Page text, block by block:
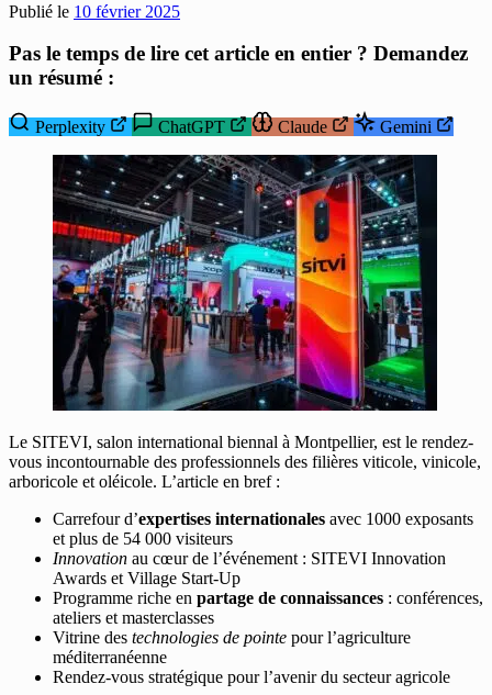
Publié le 10 février 2025
Pas le temps de lire cet article en entier ? Demandez
un résumé :
Perplexity ChatGPT Claude Gemini
Le SITEVI, salon international biennal à Montpellier, est le rendez-
vous incontournable des professionnels des filières viticole, vinicole,
arboricole et oléicole. L’article en bref :
Carrefour d’expertises internationales avec 1000 exposants
et plus de 54 000 visiteurs
Innovation au cœur de l’événement : SITEVI Innovation
Awards et Village Start-Up
Programme riche en partage de connaissances : conférences,
ateliers et masterclasses
Vitrine des technologies de pointe pour l’agriculture
méditerranéenne
Rendez-vous stratégique pour l’avenir du secteur agricole